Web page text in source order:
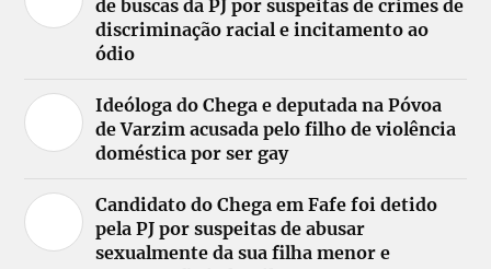
de buscas da PJ por suspeitas de crimes de
discriminação racial e incitamento ao
ódio
Ideóloga do Chega e deputada na Póvoa
de Varzim acusada pelo filho de violência
doméstica por ser gay
Candidato do Chega em Fafe foi detido
pela PJ por suspeitas de abusar
sexualmente da sua filha menor e